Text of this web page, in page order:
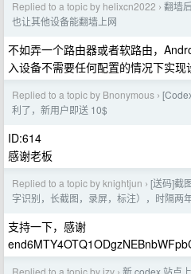
Replied to a topic by helixcn2022 › 翻墙
也让其他设备能翻墙上网
不如弄一个路由器或者软路由，
入设备不需要任何配置的情况下实现
Replied to a topic by Bnonymous ›
利了，新用户即送 10$
ID:614
感谢老板
Replied to a topic by knightjun › [送码]截
字识别，长截图，录屏，标注），时隔两
支持一下，感谢
Replied to a topic by izv 新 codex 站点